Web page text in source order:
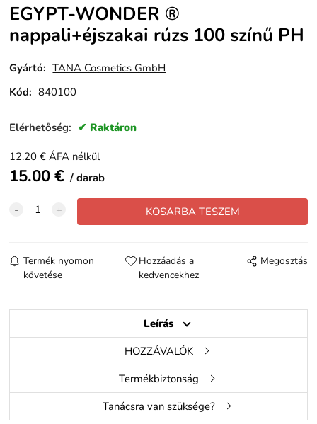
EGYPT-WONDER ®
nappali+éjszakai rúzs 100 színű PH
Gyártó: TANA Cosmetics GmbH
Kód: 840100
Elérhetőség: Raktáron
12.20 €ÁFA nélkül
15.00€ darab
Termék nyomon
követése
Hozzáadás a
kedvencekhez
Megosztás
Leírás
HOZZÁVALÓK
Termékbiztonság
Tanácsra van szüksége?